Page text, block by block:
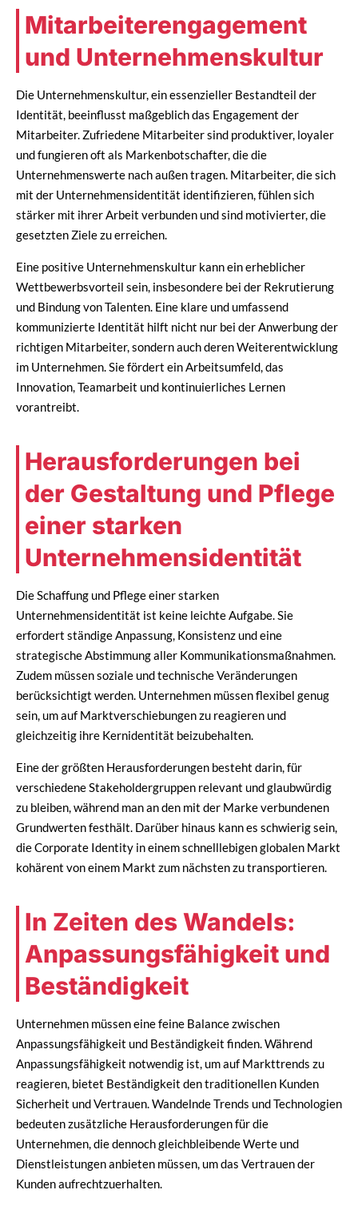
Mitarbeiterengagement
und Unternehmenskultur
Die Unternehmenskultur, ein essenzieller Bestandteil der
Identität, beeinflusst maßgeblich das Engagement der
Mitarbeiter. Zufriedene Mitarbeiter sind produktiver, loyaler
und fungieren oft als Markenbotschafter, die die
Unternehmenswerte nach außen tragen. Mitarbeiter, die sich
mit der Unternehmensidentität identifizieren, fühlen sich
stärker mit ihrer Arbeit verbunden und sind motivierter, die
gesetzten Ziele zu erreichen.
Eine positive Unternehmenskultur kann ein erheblicher
Wettbewerbsvorteil sein, insbesondere bei der Rekrutierung
und Bindung von Talenten. Eine klare und umfassend
kommunizierte Identität hilft nicht nur bei der Anwerbung der
richtigen Mitarbeiter, sondern auch deren Weiterentwicklung
im Unternehmen. Sie fördert ein Arbeitsumfeld, das
Innovation, Teamarbeit und kontinuierliches Lernen
vorantreibt.
Herausforderungen bei
der Gestaltung und Pflege
einer starken
Unternehmensidentität
Die Schaffung und Pflege einer starken
Unternehmensidentität ist keine leichte Aufgabe. Sie
erfordert ständige Anpassung, Konsistenz und eine
strategische Abstimmung aller Kommunikationsmaßnahmen.
Zudem müssen soziale und technische Veränderungen
berücksichtigt werden. Unternehmen müssen flexibel genug
sein, um auf Marktverschiebungen zu reagieren und
gleichzeitig ihre Kernidentität beizubehalten.
Eine der größten Herausforderungen besteht darin, für
verschiedene Stakeholdergruppen relevant und glaubwürdig
zu bleiben, während man an den mit der Marke verbundenen
Grundwerten festhält. Darüber hinaus kann es schwierig sein,
die Corporate Identity in einem schnelllebigen globalen Markt
kohärent von einem Markt zum nächsten zu transportieren.
In Zeiten des Wandels:
Anpassungsfähigkeit und
Beständigkeit
Unternehmen müssen eine feine Balance zwischen
Anpassungsfähigkeit und Beständigkeit finden. Während
Anpassungsfähigkeit notwendig ist, um auf Markttrends zu
reagieren, bietet Beständigkeit den traditionellen Kunden
Sicherheit und Vertrauen. Wandelnde Trends und Technologien
bedeuten zusätzliche Herausforderungen für die
Unternehmen, die dennoch gleichbleibende Werte und
Dienstleistungen anbieten müssen, um das Vertrauen der
Kunden aufrechtzuerhalten.